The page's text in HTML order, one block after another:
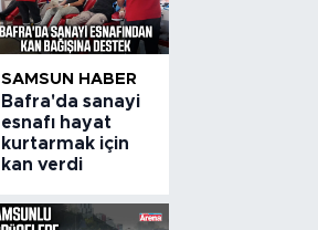
SAMSUN HABER
Bafra'da sanayi
esnafı hayat
kurtarmak için
kan verdi